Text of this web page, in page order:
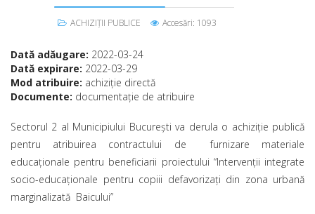
ACHIZIȚII PUBLICE Accesări: 1093
Dată adăugare: 2022-03-24
Dată expirare: 2022-03-29
Mod atribuire: achiziţie directă
Documente: documentaţie de atribuire
Sectorul 2 al Municipiului Bucureşti va derula o achiziție publică
pentru atribuirea contractului de furnizare materiale
educaționale pentru beneficiarii proiectului “Intervenţii integrate
socio-educaționale pentru copiii defavorizați din zona urbană
marginalizată Baicului”